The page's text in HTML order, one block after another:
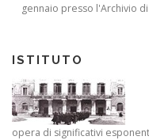
gennaio presso l'Archivio
ISTITUTO
opera di significativi